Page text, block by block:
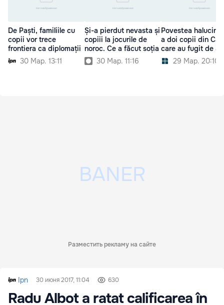
De Paști, familiile cu
copii vor trece
frontiera ca diplomații
30 Мар. 13:11
Și-a pierdut nevasta și
copiii la jocurile de
noroc. Ce a făcut soția
30 Мар. 11:16
Povestea
a doi copii din
care au fugit de
29 Мар. 20:10
Разместить рекламу на сайте
Ipn 30 июня 2017, 11:04 630
Radu Albot a ratat calificarea în